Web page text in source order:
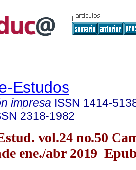
Estudos
impresa ISSN 1414-
2318-1982
vol.24 no.50
ene./abr 2019